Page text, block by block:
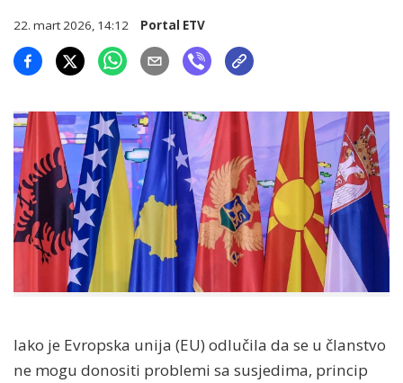
22. mart 2026, 14:12 Portal ETV
Iako je Evropska unija (EU) odlučila da se u članstvo
ne mogu donositi problemi sa susjedima, princip